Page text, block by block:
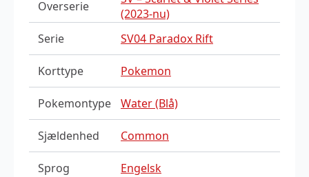
Overserie
(2023-nu)
Serie
SV04 Paradox Rift
Korttype Pokemon
Pokemontype Water (Blå)
Sjældenhed Common
Sprog Engelsk